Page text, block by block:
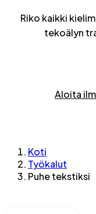
Riko kaikki
tekoälyn
Aloita
Koti
Työkalut
Puhe tekstiksi